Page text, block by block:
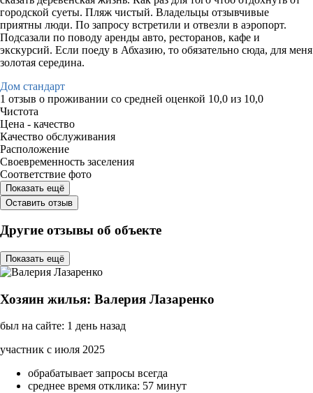
городской суеты. Пляж чистый. Владельцы отзывчивые
приятны люди. По запросу встретили и отвезли в аэропорт.
Подсазали по поводу аренды авто, ресторанов, кафе и
экскурсий. Если поеду в Абхазию, то обязательно сюда, для меня
золотая середина.
Дом стандарт
1 отзыв о проживании со средней оценкой 10,0 из 10,0
Чистота
Цена - качество
Качество обслуживания
Расположение
Своевременность заселения
Соответствие фото
Показать ещё
Оставить отзыв
Другие отзывы об объекте
Показать ещё
Хозяин жилья: Валерия Лазаренко
был на сайте: 1 день назад
участник с июля 2025
обрабатывает запросы всегда
среднее время отклика: 57 минут